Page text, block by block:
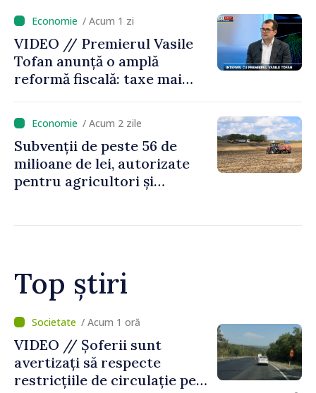
/ Acum 1 zi
VIDEO // Premierul Vasile
Tofan anunță o amplă
reformă fiscală: taxe mai
mari pentru bănci, tutun și
jocurile de noroc
/ Acum 2 zile
Subvenții de peste 56 de
milioane de lei, autorizate
pentru agricultori și
Top știri
/ Acum 28 minute
Prim-ministrul Republicii
Moldova, Vasile Tofan, și
prim-ministrul Belgiei, Bart